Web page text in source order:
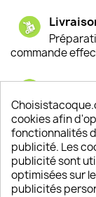
commande
Depuis
sont satisfaits
Un SAV
Notre
cookies afin
fonctionnalités
publicité. Les
publicité sont
optimisées sur
publicités